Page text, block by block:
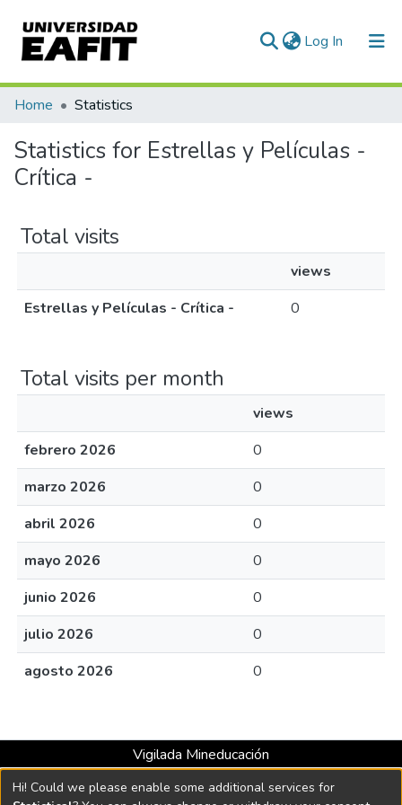
Log In (current)
Communities & Collections
All of DSpace
Home Statistics
Statistics for Estrellas y Películas -
Crítica -
Total visits
views
Estrellas y Películas - Crítica -
0
Total visits per month
views
febrero 2026
0
marzo 2026
0
abril 2026
0
mayo 2026
0
junio 2026
0
julio 2026
0
agosto 2026
0
Vigilada Mineducación
Universidad con Acreditación Institucional hasta 2026 -
Resolución MEN 2158 de 2018
Hi! Could we please enable some additional services for